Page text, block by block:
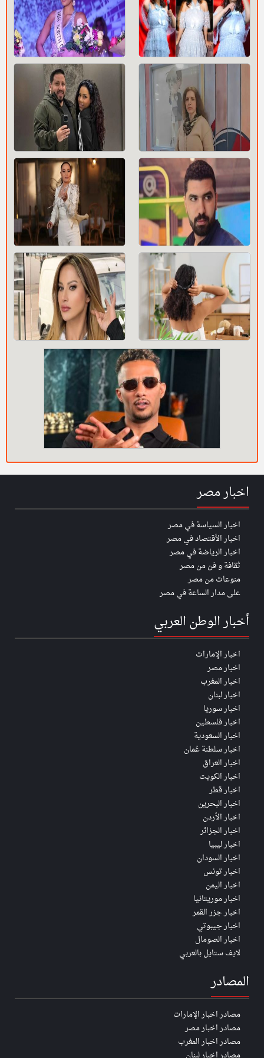
اخبار مصر
اخبار السياسة في مصر
اخبار الأقتصاد في مصر
اخبار الرياضة في مصر
ثقافة و فن من مصر
منوعات من مصر
على مدار الساعة في مصر
أخبار الوطن العربي
اخبار الإمارات
اخبار مصر
اخبار المغرب
اخبار لبنان
اخبار سوريا
اخبار فلسطين
اخبار السعودية
اخبار سلطنة عُمان
اخبار العراق
اخبار الكويت
اخبار قطر
اخبار البحرين
اخبار الأردن
اخبار الجزائر
اخبار ليبيا
اخبار السودان
اخبار تونس
اخبار اليمن
اخبار موريتانيا
اخبار جزر القمر
اخبار جيبوتي
اخبار الصومال
لايف ستايل بالعربي
المصادر
مصادر اخبار الإمارات
مصادر اخبار مصر
مصادر اخبار المغرب